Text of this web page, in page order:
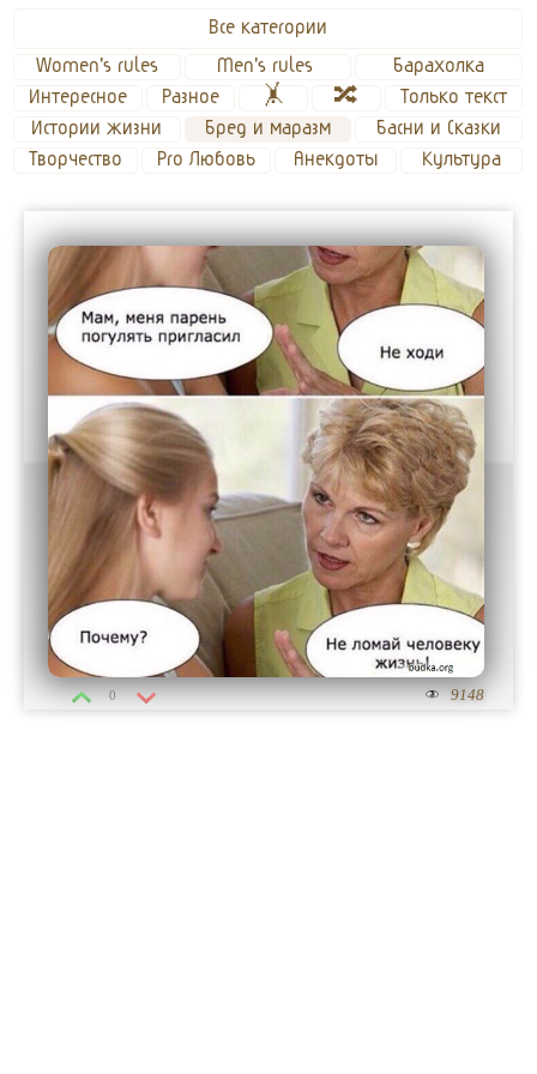
Все категории
Women's rules
Men's rules
Барахолка
Интересное
Разное 🤸 🔀
Только текст
Истории жизни
Бред и маразм
Басни и Сказки
Творчество
Pro Любовь Анекдоты Культура
9148
0